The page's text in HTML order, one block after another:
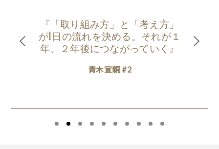
『「取り組み方」と「考え方」
が1日の流れを決める。それが１
年、２年後につながっていく』
青木宣親 #2